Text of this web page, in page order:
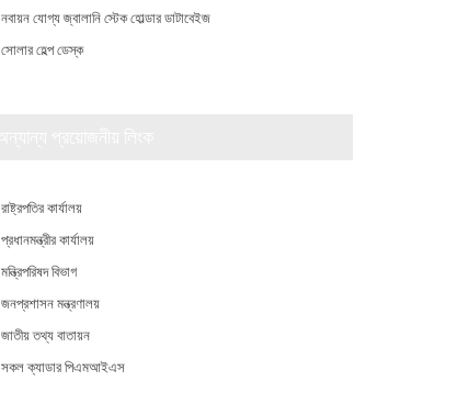
নবায়ন যোগ্য জ্বালানি স্টেক হোল্ডার ডাটাবেইজ
সোলার হেল্প ডেস্ক
রাষ্ট্রপতির কার্যালয়
প্রধানমন্ত্রীর কার্যালয়
মন্ত্রিপরিষদ বিভাগ
জনপ্রশাসন মন্ত্রণালয়
জাতীয় তথ্য বাতায়ন
সকল ক্যাডার পিএমআইএস